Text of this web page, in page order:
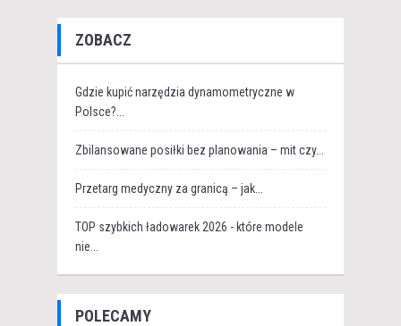
ZOBACZ
Gdzie kupić narzędzia dynamometryczne w
Polsce?...
Zbilansowane posiłki bez planowania – mit czy...
Przetarg medyczny za granicą – jak...
TOP szybkich ładowarek 2026 - które modele
nie...
POLECAMY